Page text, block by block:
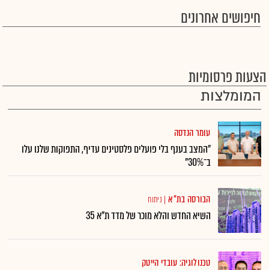
חיפושים אחרונים
הצעות פרסומיות
המומלצות
עומר הנדסה
"המצב בענף בלי פועלים פלסטינים עדיף, התפוקות שלנו עלו
ב־30%"
הבורסה בת"א | ניתוח
השיא החדש והלא מוכר של מדד ת"א 35
טכנולוגיה: עובדי הייטק